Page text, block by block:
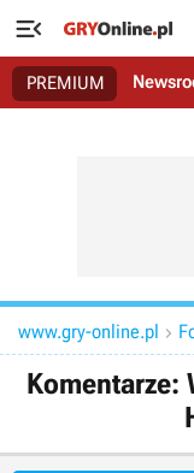

PREMIUM
www.gry-online.pl 
Komentarze: